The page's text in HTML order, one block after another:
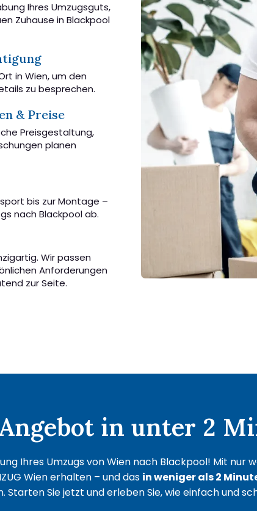
Ihres Umzugsguts,
Zuhause in Blackpool
in Wien, um den
zu besprechen.
& Preise
Preisgestaltung,
planen
bis zur Montage –
nach Blackpool ab.
Wir passen
Anforderungen
zur Seite.
in unter 2
Ihres Umzugs von Wien nach Blackpool! Mit nur
Wien erhalten – und das in weniger als 2
Starten Sie jetzt und erleben Sie, wie einfach und